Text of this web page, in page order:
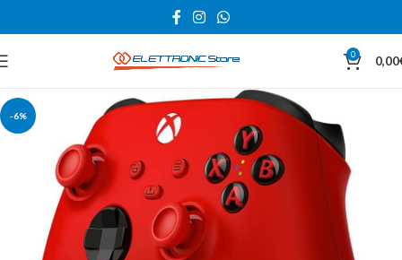
0 0,00
-6%